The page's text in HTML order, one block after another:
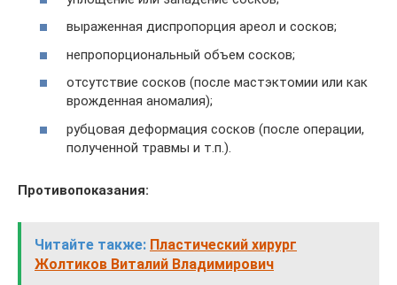
выраженная диспропорция ареол и сосков;
непропорциональный объем сосков;
отсутствие сосков (после мастэктомии или как
врожденная аномалия);
рубцовая деформация сосков (после операции,
полученной травмы и т.п.).
Противопоказания:
Читайте также: Пластический хирург
Жолтиков Виталий Владимирович